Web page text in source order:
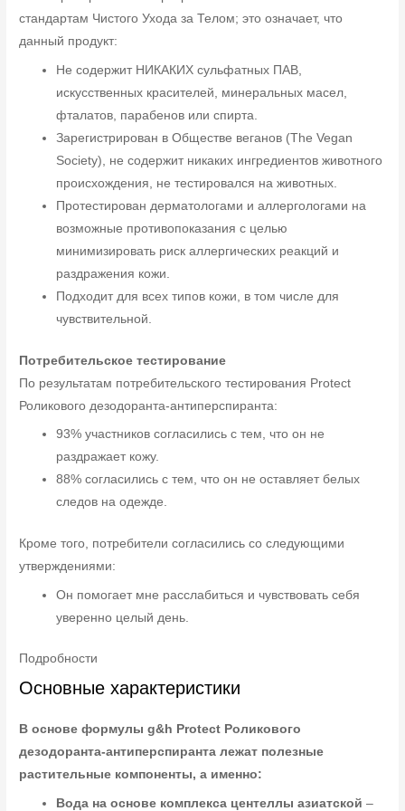
стандартам Чистого Ухода за Телом; это означает, что
данный продукт:
Не содержит НИКАКИХ сульфатных ПАВ,
искусственных красителей, минеральных масел,
фталатов, парабенов или спирта.
Зарегистрирован в Обществе веганов (The Vegan
Society), не содержит никаких ингредиентов животного
происхождения, не тестировался на животных.
Протестирован дерматологами и аллергологами на
возможные противопоказания с целью
минимизировать риск аллергических реакций и
раздражения кожи.
Подходит для всех типов кожи, в том числе для
чувствительной.
Потребительское тестирование
По результатам потребительского тестирования Protect
Роликового дезодоранта-антиперспиранта:
93% участников согласились с тем, что он не
раздражает кожу.
88% согласились с тем, что он не оставляет белых
следов на одежде.
Кроме того, потребители согласились со следующими
утверждениями:
Он помогает мне расслабиться и чувствовать себя
уверенно целый день.
Подробности
Основные характеристики
В основе формулы g&h Protect Роликового
дезодоранта-антиперспиранта лежат полезные
растительные компоненты, а именно:
Вода на основе комплекса центеллы азиатской –